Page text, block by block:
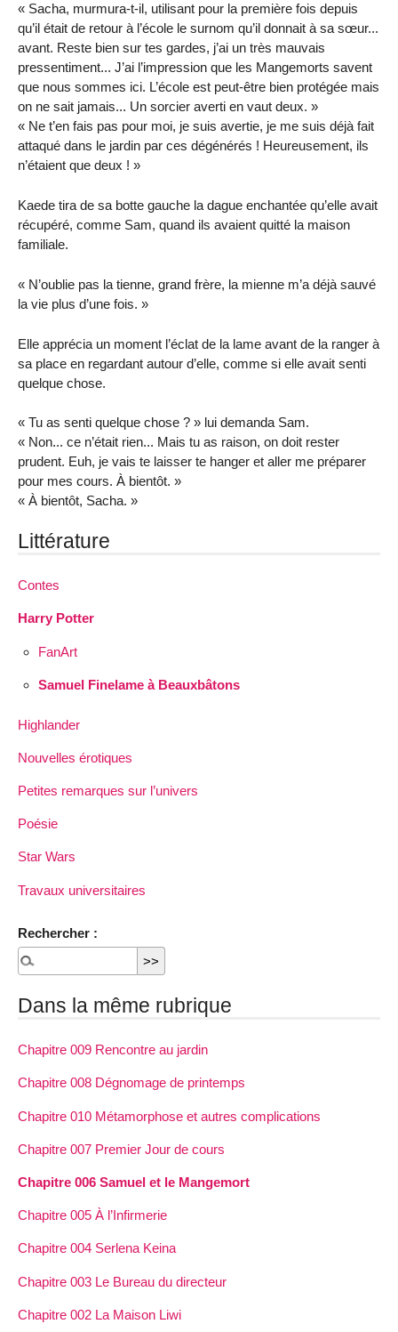
« Sacha, murmura-t-il, utilisant pour la première fois depuis
qu’il était de retour à l’école le surnom qu’il donnait à sa sœur...
avant. Reste bien sur tes gardes, j’ai un très mauvais
pressentiment... J’ai l’impression que les Mangemorts savent
que nous sommes ici. L’école est peut-être bien protégée mais
on ne sait jamais... Un sorcier averti en vaut deux. »
« Ne t’en fais pas pour moi, je suis avertie, je me suis déjà fait
attaqué dans le jardin par ces dégénérés ! Heureusement, ils
n’étaient que deux ! »
Kaede tira de sa botte gauche la dague enchantée qu’elle avait
récupéré, comme Sam, quand ils avaient quitté la maison
familiale.
« N’oublie pas la tienne, grand frère, la mienne m’a déjà sauvé
la vie plus d’une fois. »
Elle apprécia un moment l’éclat de la lame avant de la ranger à
sa place en regardant autour d’elle, comme si elle avait senti
quelque chose.
« Tu as senti quelque chose ? » lui demanda Sam.
« Non... ce n’était rien... Mais tu as raison, on doit rester
prudent. Euh, je vais te laisser te hanger et aller me préparer
pour mes cours. À bientôt. »
« À bientôt, Sacha. »
Littérature
Contes
Harry Potter
FanArt
Samuel Finelame à Beauxbâtons
Highlander
Nouvelles érotiques
Petites remarques sur l’univers
Poésie
Star Wars
Travaux universitaires
Rechercher :
Dans la même rubrique
Chapitre 009 Rencontre au jardin
Chapitre 008 Dégnomage de printemps
Chapitre 010 Métamorphose et autres complications
Chapitre 007 Premier Jour de cours
Chapitre 006 Samuel et le Mangemort
Chapitre 005 À l’Infirmerie
Chapitre 004 Serlena Keina
Chapitre 003 Le Bureau du directeur
Chapitre 002 La Maison Liwi